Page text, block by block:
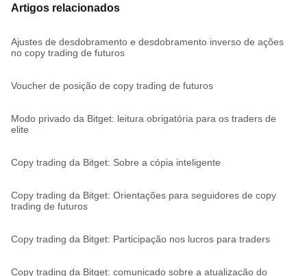
Artigos relacionados
Ajustes de desdobramento e desdobramento inverso de ações
no copy trading de futuros
Voucher de posição de copy trading de futuros
Modo privado da Bitget: leitura obrigatória para os traders de
elite
Copy trading da Bitget: Sobre a cópia inteligente
Copy trading da Bitget: Orientações para seguidores de copy
trading de futuros
Copy trading da Bitget: Participação nos lucros para traders
Copy trading da Bitget: comunicado sobre a atualização do